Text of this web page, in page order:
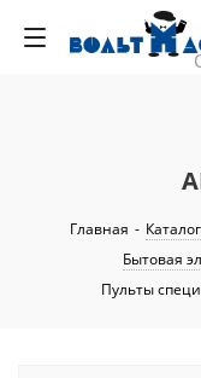
Главная - Каталог
Бытовая
Пульты